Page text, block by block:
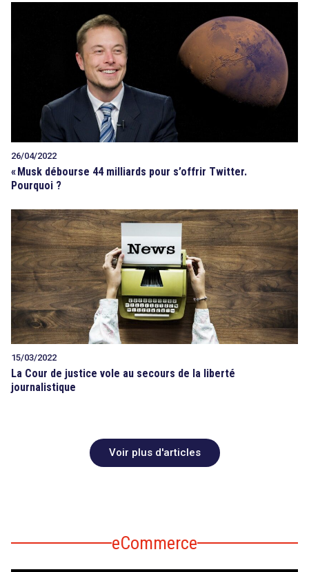
26/04/2022
« Musk débourse 44 milliards pour s’offrir Twitter.
Pourquoi ?
15/03/2022
La Cour de justice vole au secours de la liberté
journalistique
Voir plus d'articles
eCommerce